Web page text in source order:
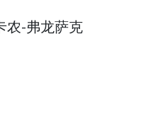
农-弗龙萨克